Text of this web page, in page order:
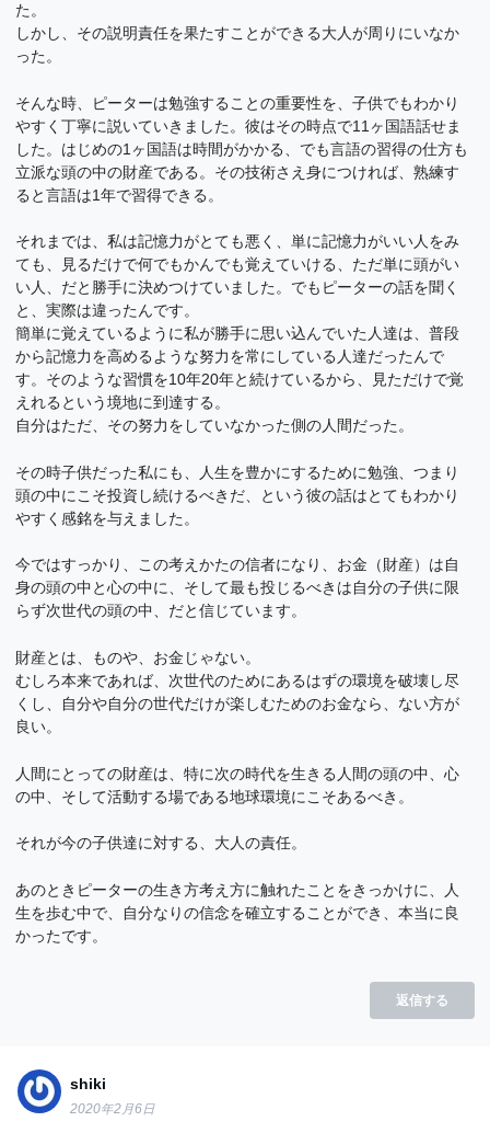
た。
しかし、その説明責任を果たすことができる大人が周りにいなか
った。
そんな時、ピーターは勉強することの重要性を、子供でもわかり
やすく丁寧に説いていきました。彼はその時点で11ヶ国語話せま
した。はじめの1ヶ国語は時間がかかる、でも言語の習得の仕方も
立派な頭の中の財産である。その技術さえ身につければ、熟練す
ると言語は1年で習得できる。
それまでは、私は記憶力がとても悪く、単に記憶力がいい人をみ
ても、見るだけで何でもかんでも覚えていける、ただ単に頭がい
い人、だと勝手に決めつけていました。でもピーターの話を聞く
と、実際は違ったんです。
簡単に覚えているように私が勝手に思い込んでいた人達は、普段
から記憶力を高めるような努力を常にしている人達だったんで
す。そのような習慣を10年20年と続けているから、見ただけで覚
えれるという境地に到達する。
自分はただ、その努力をしていなかった側の人間だった。
その時子供だった私にも、人生を豊かにするために勉強、つまり
頭の中にこそ投資し続けるべきだ、という彼の話はとてもわかり
やすく感銘を与えました。
今ではすっかり、この考えかたの信者になり、お金（財産）は自
身の頭の中と心の中に、そして最も投じるべきは自分の子供に限
らず次世代の頭の中、だと信じています。
財産とは、ものや、お金じゃない。
むしろ本来であれば、次世代のためにあるはずの環境を破壊し尽
くし、自分や自分の世代だけが楽しむためのお金なら、ない方が
良い。
人間にとっての財産は、特に次の時代を生きる人間の頭の中、心
の中、そして活動する場である地球環境にこそあるべき。
それが今の子供達に対する、大人の責任。
あのときピーターの生き方考え方に触れたことをきっかけに、人
生を歩む中で、自分なりの信念を確立することができ、本当に良
かったです。
返信する
shiki
2020年2月6日